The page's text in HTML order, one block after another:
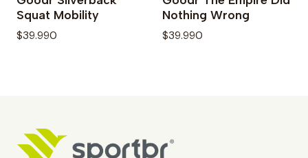
Squat Mobility
$39.990
Nothing Wrong
$39.990